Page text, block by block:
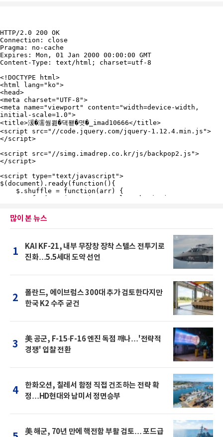
많이 본 뉴스
1
KAI KF-21, 내부 무장창 장착 스텔스 전투기로
진화…5.5세대 도약 선언
2
폴란드, 에이브럼스 300대 추가 검토한다지만
한국 K2 수주 굳건
3
美 공군, F-15·F-16 엔진 독점 깨나…'전략적
경쟁' 입찰 전환
4
한화오션, 칠레서 함정 직접 건조하는 전략 확
정…HD현대와 남미서 정면승부
美 해군, 70년 만에 핵전함 부활 검토… 포드급